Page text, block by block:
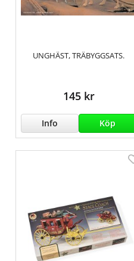
UNGHÄST, TRÄBYGGSATS.
145 kr
Info Köp